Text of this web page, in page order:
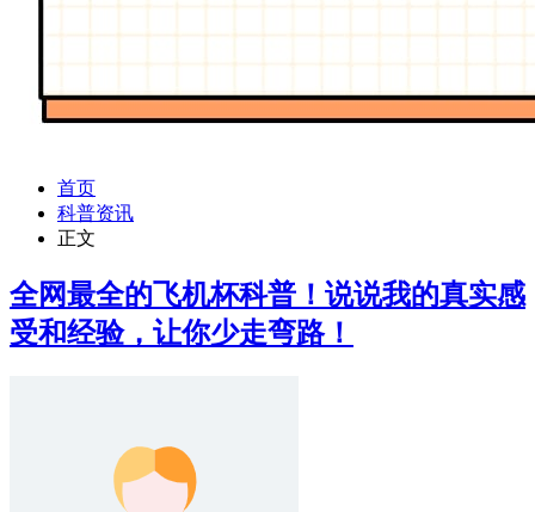
首页
科普资讯
正文
全网最全的飞机杯科普！说说我的真实感
受和经验，让你少走弯路！